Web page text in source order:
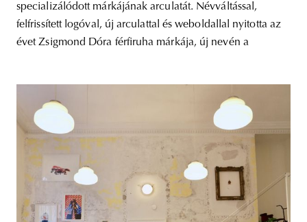
specializálódott márkájának arculatát. Névváltással,
felfrissített logóval, új arculattal és weboldallal nyitotta az
évet Zsigmond Dóra férfiruha márkája, új nevén a